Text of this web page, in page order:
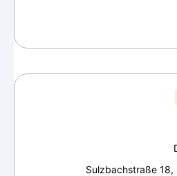
Sulzbachstraße 18,